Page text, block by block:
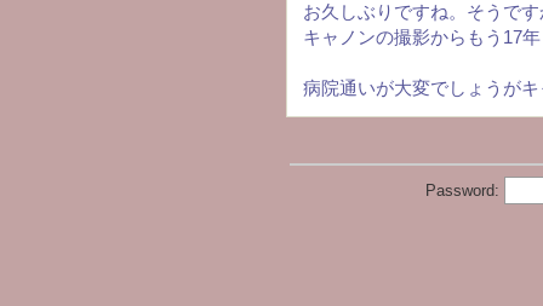
お久しぶりですね。そうで
キャノンの撮影からもう17
病院通いが大変でしょうが
Password: